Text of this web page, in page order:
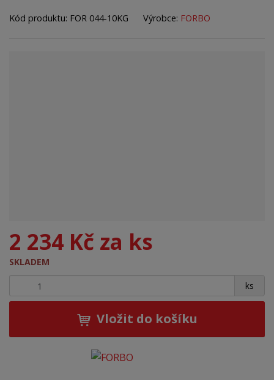
r
Kód produktu: FOR 044-10KG Výrobce: FORBO
2 234 Kč za ks
SKLADEM
ks
+-
Vložit do košíku